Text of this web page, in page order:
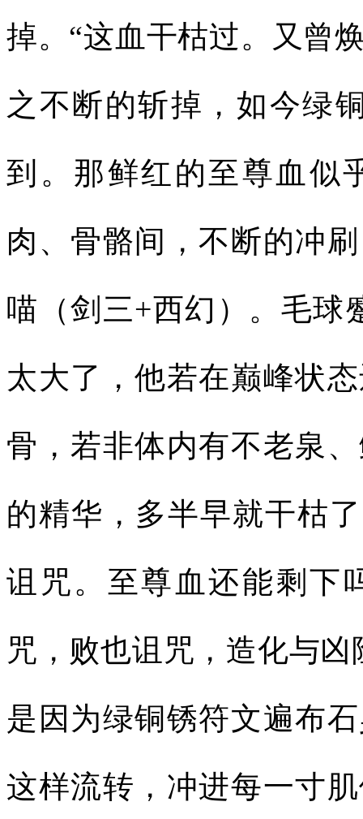
掉。“这血干枯过。又曾
之不断的斩掉，如今绿
到。那鲜红的至尊血似
肉、骨骼间，不断的冲
喵（剑三+西幻）。毛球
太大了，他若在巅峰状
骨，若非体内有不老泉
的精华，多半早就干枯
诅咒。至尊血还能剩下
咒，败也诅咒，造化与
是因为绿铜锈符文遍布
这样流转，冲进每一寸